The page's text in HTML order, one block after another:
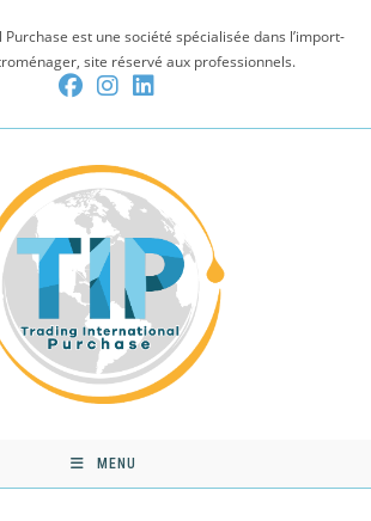
est une société spécialisée dans l’import-
site réservé aux professionnels.
MENU